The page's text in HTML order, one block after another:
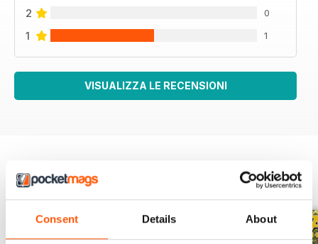
Consent Details About
2 0
1 1
VISUALIZZA LE RECENSIONI
EDIZIONI INDIETRO Visualizza tutti